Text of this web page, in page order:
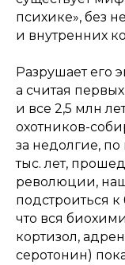
психике», без
и внутренних
Разрушает его
а считая
и все 2,5 млн
охотников-
за недолгие,
тыс. лет,
революции,
подстроиться
что вся
кортизол,
серотонин)